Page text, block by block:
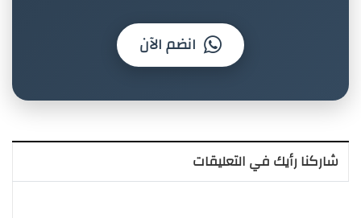
انضم الآن
شاركنا رأيك في التعليقات